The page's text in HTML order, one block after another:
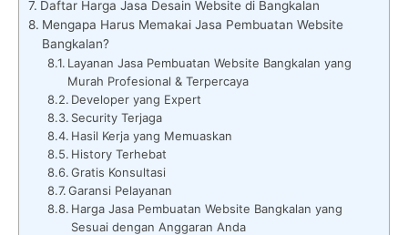
Daftar Harga Jasa Desain Website di Bangkalan
Mengapa Harus Memakai Jasa Pembuatan Website
Bangkalan?
Layanan Jasa Pembuatan Website Bangkalan yang
Murah Profesional & Terpercaya
Developer yang Expert
Security Terjaga
Hasil Kerja yang Memuaskan
History Terhebat
Gratis Konsultasi
Garansi Pelayanan
Harga Jasa Pembuatan Website Bangkalan yang
Sesuai dengan Anggaran Anda